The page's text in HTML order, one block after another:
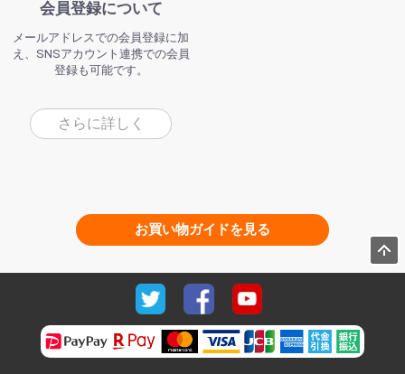
会員登録について
メールアドレスでの会員登録に加
え、SNSアカウント連携での会員
登録も可能です。
さらに詳しく
お買い物ガイドを見る